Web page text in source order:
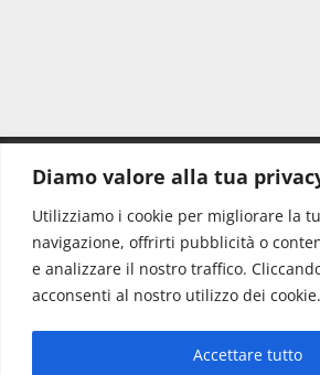
Diamo valore alla tua
Utilizziamo i cookie per migliorare la
navigazione, offrirti pubblicità o
e analizzare il nostro traffico.
acconsenti al nostro utilizzo dei cookie.
Accettare tutto
Redazione:
Direttore:
Info & Commerciale: